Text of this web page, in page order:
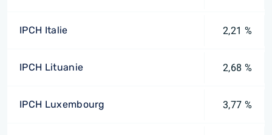
IPCH Italie 2,21 %
IPCH Lituanie 2,68 %
IPCH Luxembourg 3,77 %